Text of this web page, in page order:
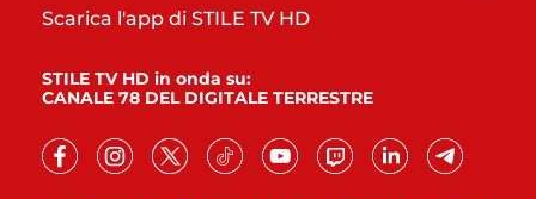
Scarica l'app di STILE TV HD
STILE TV HD in onda su:
CANALE 78 DEL DIGITALE TERRESTRE